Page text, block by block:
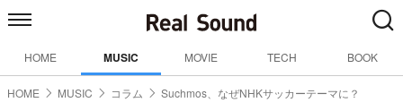
HOME MUSIC MOVIE TECH BOOK
HOME MUSIC コラム Suchmos、なぜNHKサッカーテーマに？